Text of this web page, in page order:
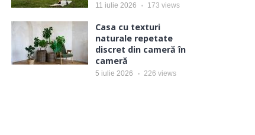
11 iulie 2026 173 views
Casa cu texturi
naturale repetate
discret din cameră în
cameră
5 iulie 2026 226 views